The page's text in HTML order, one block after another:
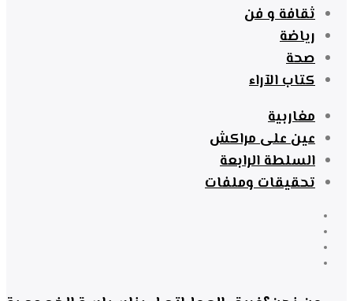
ثقافة و فن
رياضة
صحة
كتاب الآراء
مغاربية
عين على مراكش
السلطة الرابعة
تحقيقات وملفات